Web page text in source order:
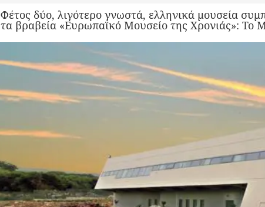
Φέτος δύο, λιγότερο γνωστά, ελληνικά μουσεία
τα βραβεία «Ευρωπαϊκό Μουσείο της Χρονιάς»: Το